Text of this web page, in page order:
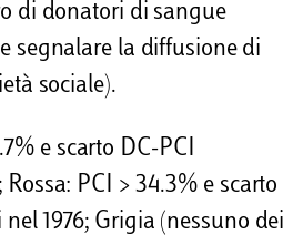
di donatori di sangue
segnalare la diffusione di
sociale).
e scarto DC-PCI
PCI > 34.3% e scarto
1976; Grigia (nessuno dei